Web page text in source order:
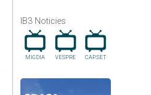
IB3 Noticies
MIGDIA VESPRE CAP.SET